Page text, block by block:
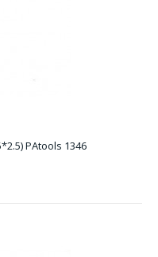
&n..
PAtools 1346